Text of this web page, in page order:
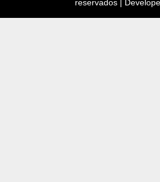
reservados |